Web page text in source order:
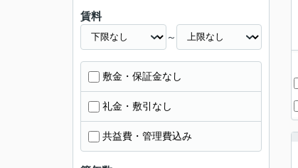
賃料
～
敷金・保証金なし
礼金・敷引なし
共益費・管理費込み